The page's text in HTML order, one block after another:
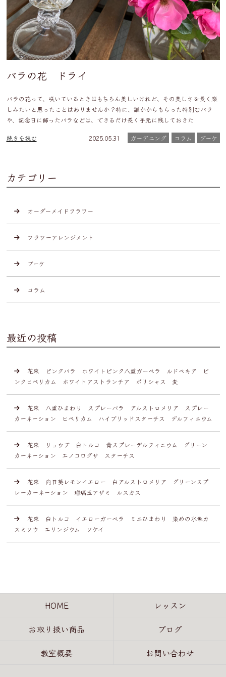
バラの花 ドライ
バラの花って、咲いているときはもちろん美しいけれど、その美しさを長く楽
しみたいと思ったことはありませんか？特に、誰かからもらった特別なバラ
や、記念日に飾ったバラなどは、できるだけ長く手元に残しておきた
続きを読む 2025.05.31 ガーデニング コラム ブーケ
カテゴリー
オーダーメイドフラワー
フラワーアレンジメント
ブーケ
コラム
最近の投稿
花束 ピンクバラ ホワイトピンク八重ガーベラ ルドベキア ピ
ンクヒペリカム ホワイトアストランチア ポリシャス 麦
花束 八重ひまわり スプレーバラ アルストロメリア スプレー
カーネーション ヒペリカム ハイブリッドスターチス デルフィニウム
花束 リョウブ 白トルコ 青スプレーデルフィニウム グリーン
カーネーション エノコログサ スターチス
花束 向日葵レモンイエロー 白アルストロメリア グリーンスプ
レーカーネーション 瑠璃玉アザミ ルスカス
花束 白トルコ イエローガーベラ ミニひまわり 染めの水色カ
スミソウ エリンジウム ソケイ
HOME
レッスン
お取り扱い商品
ブログ
教室概要
お問い合わせ